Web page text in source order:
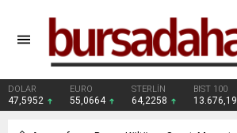
DOLAR
47,5952
EURO
55,0664
STERLİN
64,2258
BIST 100
13.676,19